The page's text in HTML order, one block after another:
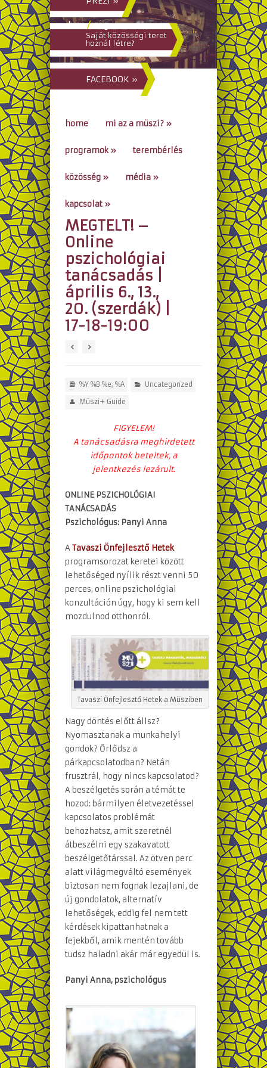
hun/eng
Saját közösségi teret
hoznál létre?
FACEBOOK »
home mi az a müszi? »
programok» terembérlés
közösség » média »
kapcsolat »
go to...
MEGTELT! –
Online
pszichológiai
tanácsadás |
április 6., 13.,
20. (szerdák) |
17-18-19:00
%Y %B %e, %A Uncategorized
Müszi+ Guide
FIGYELEM!
A tanácsadásra meghirdetett
időpontok beteltek, a
jelentkezés lezárult.
ONLINE PSZICHOLÓGIAI
TANÁCSADÁS
Pszichológus: Panyi Anna
ATavaszi Önfejlesztő Hetek
programsorozat keretei között
lehetőséged nyílik részt venni 50
perces, online pszichológiai
konzultáción úgy, hogy ki sem kell
mozdulnod otthonról.
Tavaszi Önfejlesztő Hetek a Müsziben
Nagy döntés előtt állsz?
Nyomasztanak a munkahelyi
gondok? Őrlődsz a
párkapcsolatodban? Netán
frusztrál, hogy nincs kapcsolatod?
A beszélgetés során a témát te
hozod: bármilyen életvezetéssel
kapcsolatos problémát
behozhatsz, amit szeretnél
átbeszélni egy szakavatott
beszélgetőtárssal. Az ötven perc
alatt világmegváltó események
biztosan nem fognak lezajlani, de
új gondolatok, alternatív
lehetőségek, eddig fel nem tett
kérdések kipattanhatnak a
fejekből, amik mentén tovább
tudsz haladni akár már egyedül is.
Panyi Anna, pszichológus